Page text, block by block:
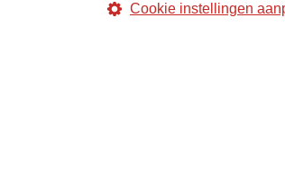
Cookie instellingen